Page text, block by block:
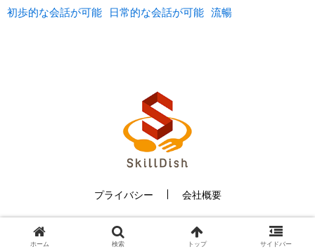
初歩的な会話が可能 日常的な会話が可能 流暢
プライバシー 会社概要
©2024 Skill Dish All Rights Reserved.
ホーム 検索 トップ サイドバー